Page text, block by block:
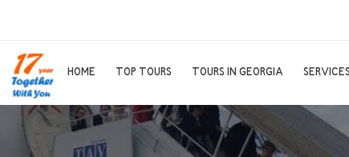
HOME TOP TOURS TOURS IN GEORGIA SERVICES